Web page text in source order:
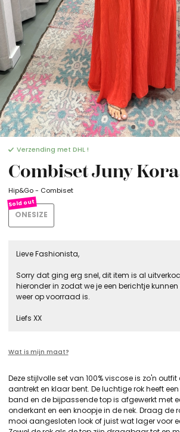
Verzending met DHL !
Combiset Juny
Hip&Go - Combiset
ONESIZE
Lieve Fashionista,
Sorry dat ging erg snel, dit item is al
hieronder in zodat we je een berichtje
weer op voorraad is.
Liefs XX
Wat is mijn maat?
Deze stijlvolle set van 100% viscose is zo'n outfit
aantrekt en klaar bent. De luchtige rok heeft
band en de bijpassende top is afgewerkt met
onderkant en een knoopje in de nek. Draag de
mooi aangesloten look of juist wat lager voor